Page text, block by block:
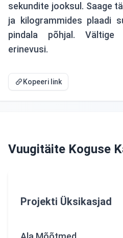
sekundite jooksul. Saage
ja kilogrammides plaadi
pindala põhjal. Vältige
erinevusi.
Kopeeri link
Vuugitäite Koguse
Projekti Üksikasjad